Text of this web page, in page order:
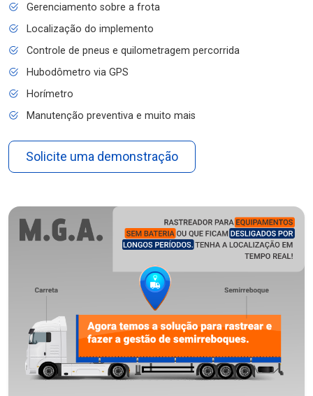
Gerenciamento sobre a frota
Localização do implemento
Controle de pneus e quilometragem percorrida
Hubodômetro via GPS
Horímetro
Manutenção preventiva e muito mais
Solicite uma demonstração